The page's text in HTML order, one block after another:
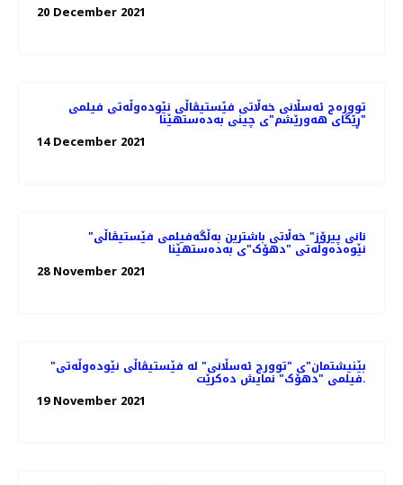
20 December 2021
توورەج ئەسڵانی خەڵاتی فێستیڤاڵی نێودەوڵەتی فیلمی
"ڕێگای هەورێشم"ی چینی بەدەستهێنا
14 December 2021
"نانی پیرۆز" خەڵاتی باشترین بەڵگەفیلمی فێستیڤاڵی
نێوەدەوڵەتی "دهۆک"ی بەدەستهێنا
28 November 2021
"بێنیشتمان"ی "توورج ئەسڵانی" لە فێستیڤاڵی نێودەوڵەتی
فیلمی "دهۆک" نمایش ده‌کرێت.
19 November 2021